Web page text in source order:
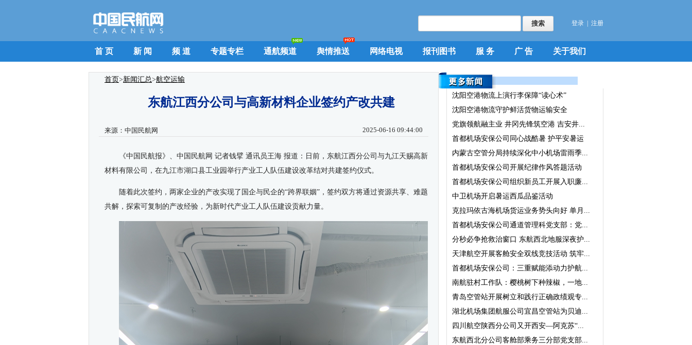
登录 注册
首 页 新 闻 频 道 专题专栏 通航频道 舆情推送 网络电视 报刊图书 服 务 广 告 关于我们
首页>新闻汇总>航空运输
东航江西分公司与高新材料企业签约产改共建
来源： 中国民航网 2025-06-16 09:44:00
《中国民航报》、中国民航网 记者钱擘 通讯员王海 报道：日前，东航江西分公司与九江天赐高新
材料有限公司，在九江市湖口县工业园举行产业工人队伍建设改革结对共建签约仪式。
随着此次签约，两家企业的产改实现了国企与民企的“跨界联姻”，签约双方将通过资源共享、难题
共解，探索可复制的产改经验，为新时代产业工人队伍建设贡献力量。
沈阳空港物流上演行李保障“读心术”
沈阳空港物流守护鲜活货物运输安全
党旗领航融主业 井冈先锋筑空港 吉安井...
首都机场安保公司同心战酷暑 护平安暑运
内蒙古空管分局持续深化中小机场雷雨季...
首都机场安保公司开展纪律作风答题活动
首都机场安保公司组织新员工开展入职廉...
中卫机场开启暑运西瓜品鉴活动
克拉玛依古海机场货运业务势头向好 单月...
首都机场安保公司通道管理科党支部：党...
分秒必争抢救治窗口 东航西北地服深夜护...
天津航空开展客舱安全双线竞技活动 筑牢...
首都机场安保公司：三重赋能添动力护航...
南航驻村工作队：樱桃树下种辣椒，一地...
青岛空管站开展树立和践行正确政绩观专...
湖北机场集团航服公司宜昌空管站为贝迪...
四川航空陕西分公司又开西安—阿克苏“...
东航西北分公司客舱部乘务三分部党支部...